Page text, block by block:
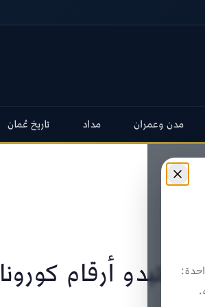
مدن وعمران مداد تاريخ عُمان
تبدو أرقام كورونا